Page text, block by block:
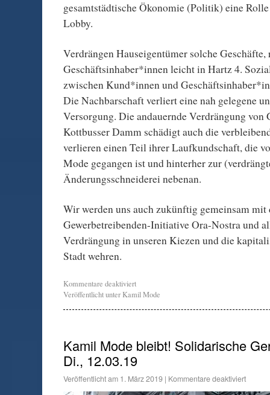
gesamtstädtische Ökonomie (Politik) eine
Lobby.
Verdrängen Hauseigentümer solche Geschäfte,
Geschäftsinhaber*innen leicht in Hartz 4.
zwischen Kund*innen und
Die Nachbarschaft verliert eine nah gelegene
Versorgung. Die andauernde Verdrängung von
Kottbusser Damm schädigt auch die
verlieren einen Teil ihrer Laufkundschaft, die
Mode gegangen ist und hinterher zur
Änderungsschneiderei nebenan.
Wir werden uns auch zukünftig gemeinsam mit
Gewerbetreibenden-Initiative Ora-Nostra und
Verdrängung in unseren Kiezen und die
Stadt wehren.
Kommentare deaktiviert
Veröffentlicht unter Kamil Mode
Kamil Mode bleibt! Solidarische
Di., 12.03.19
Veröffentlicht am 1. März 2019 | Kommentare deaktiviert